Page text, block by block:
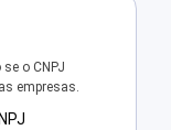
o CNPJ
empresas.